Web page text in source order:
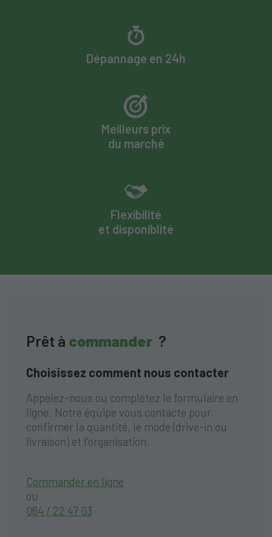
Dépannage en 24h
Meilleurs prix
du marché
Flexibilité
et disponiblité
Prêt à commander ?
Choisissez comment nous contacter
Appelez-nous ou complétez le formulaire en
ligne. Notre équipe vous contacte pour
confirmer la quantité, le mode (drive-in ou
livraison) et l’organisation.
Commander en ligne
ou
064 / 22 47 03